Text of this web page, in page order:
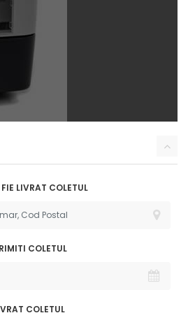
LIVRAT COLETUL
COLETUL
COLETUL